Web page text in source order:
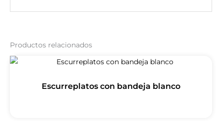
Productos relacionados
Escurreplatos con bandeja blanco